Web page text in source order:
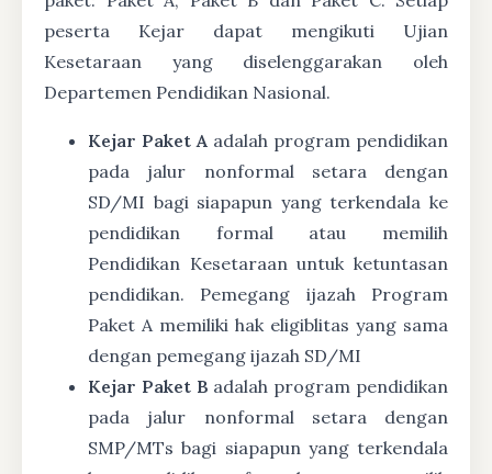
peserta Kejar dapat mengikuti Ujian
Kesetaraan yang diselenggarakan oleh
Departemen Pendidikan Nasional.
Kejar Paket A adalah program pendidikan
pada jalur nonformal setara dengan
SD/MI bagi siapapun yang terkendala ke
pendidikan formal atau memilih
Pendidikan Kesetaraan untuk ketuntasan
pendidikan. Pemegang ijazah Program
Paket A memiliki hak eligiblitas yang sama
dengan pemegang ijazah SD/MI
Kejar Paket B adalah program pendidikan
pada jalur nonformal setara dengan
SMP/MTs bagi siapapun yang terkendala